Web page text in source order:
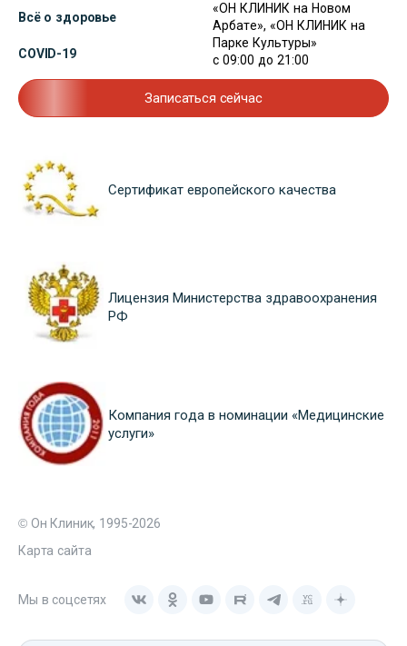
Всё о здоровье
COVID-19
«ОН КЛИНИК на Новом
Арбате», «ОН КЛИНИК на
Парке Культуры»
с 09:00 до 21:00
Записаться сейчас
Сертификат европейского качества
Лицензия Министерства здравоохранения
РФ
Компания года в номинации «Медицинские
услуги»
© Он Клиник, 1995-2026
Карта сайта
Мы в соцсетях